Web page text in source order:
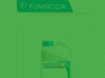
FUNGICIDAI